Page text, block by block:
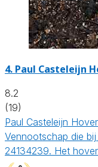
4. Paul Casteleijn
8.2
(19)
Paul Casteleijn
Vennootschap die
24134239. Het